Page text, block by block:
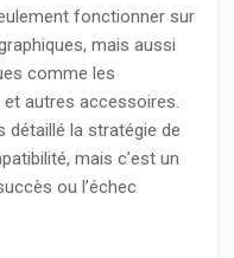
fonctionner sur
mais aussi
comme les
autres accessoires.
détaillé la stratégie de
mais c’est un
ou l’échec